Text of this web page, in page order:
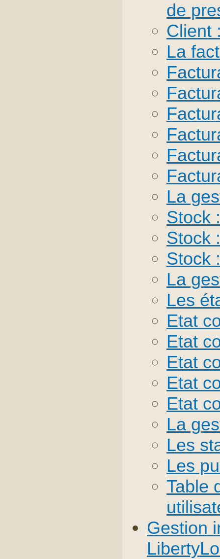
de
Client
La
La
Stock
Stock
Stock
La
Les
Etat
Etat
Etat
Etat
Etat
La
Les
Les
Table
Gestion